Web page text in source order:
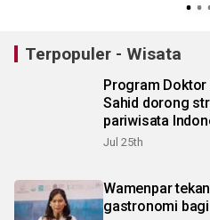
Terpopuler - Wisata
Program
Sahid dorong
pariwisata
Jul 25th
Wamenpar
gastronomi